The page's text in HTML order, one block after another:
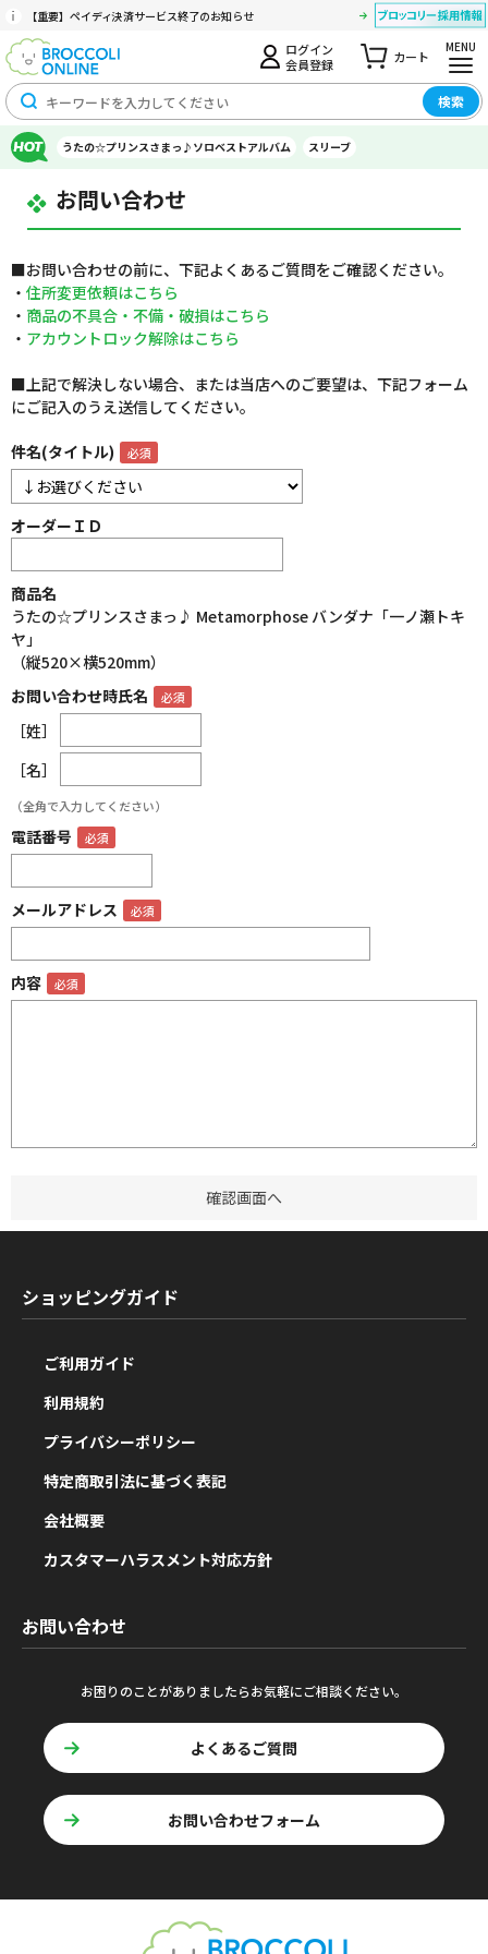
【重要】ペイディ決済サービス終了のお知らせ
ログイン
会員登録
カート
MENU
検索
うたの☆プリンスさまっ♪ソロベストアルバム スリーブ
お問い合わせ
■お問い合わせの前に、下記よくあるご質問をご確認ください。
・ 住所変更依頼はこちら
・ 商品の不具合・不備・破損はこちら
・ アカウントロック解除はこちら
■上記で解決しない場合、または当店へのご要望は、下記フォーム
にご記入のうえ送信してください。
件名(タイトル)
オーダーＩＤ
商品名
うたの☆プリンスさまっ♪ Metamorphose バンダナ「一ノ瀬トキ
ヤ」
（縦520×横520mm）
お問い合わせ時氏名
［姓］
［名］
（全角で入力してください）
電話番号
メールアドレス
内容
ショッピングガイド
ご利用ガイド
利用規約
プライバシーポリシー
特定商取引法に基づく表記
会社概要
カスタマーハラスメント対応方針
お問い合わせ
お困りのことがありましたらお気軽にご相談ください。
よくあるご質問
お問い合わせフォーム